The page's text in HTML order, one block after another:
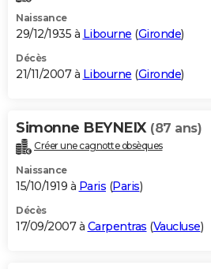
Naissance
29/12/1935 à Libourne (Gironde)
Décès
21/11/2007 à Libourne (Gironde)
Simonne BEYNEIX (87 ans)
Créer une cagnotte obsèques
Naissance
15/10/1919 à Paris (Paris)
Décès
17/09/2007 à Carpentras (Vaucluse)